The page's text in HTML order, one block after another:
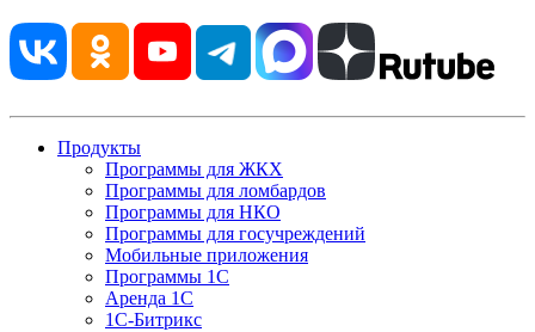
Продукты
Программы для ЖКХ
Программы для ломбардов
Программы для НКО
Программы для госучреждений
Мобильные приложения
Программы 1С
Аренда 1С
1С-Битрикс